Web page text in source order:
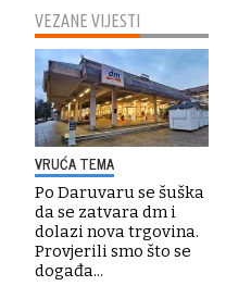
VEZANE VIJESTI
VRUĆA TEMA
Po Daruvaru se šuška
da se zatvara dm i
dolazi nova trgovina.
Provjerili smo što se
događa...